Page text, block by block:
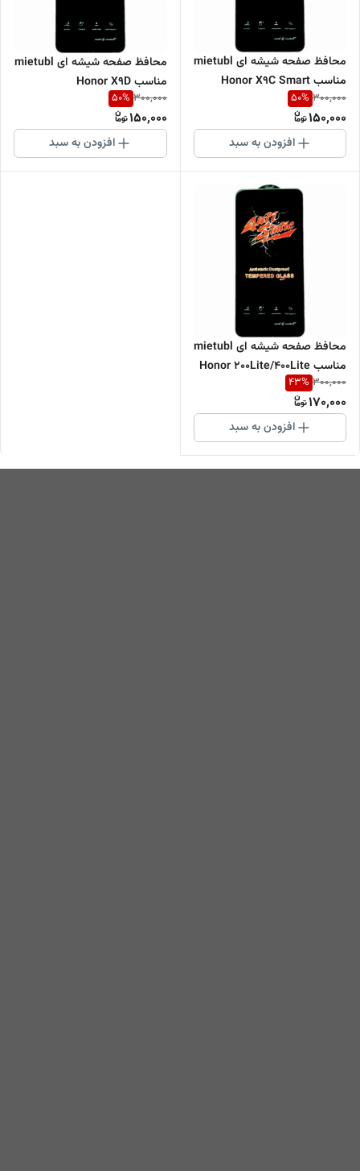
محافظ صفحه شیشه ای mietubl
مناسب Honor X9C Smart
300,000
50%
150,000
افزودن به سبد
محافظ صفحه شیشه ای mietubl
مناسب Honor X9D
300,000
50%
150,000
افزودن به سبد
محافظ صفحه شیشه ای mietubl
مناسب Honor 200Lite/400Lite
300,000
43%
170,000
افزودن به سبد